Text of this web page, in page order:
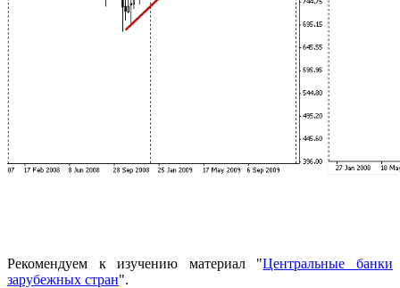
Рекомендуем к изучению материал "Центральные банки
зарубежных стран".